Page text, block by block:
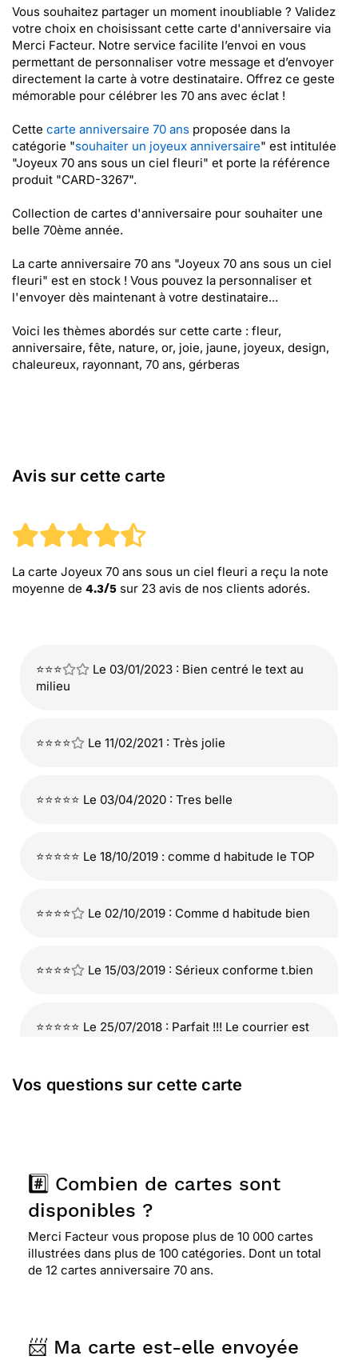
Vous souhaitez partager un moment inoubliable ? Validez
votre choix en choisissant cette carte d'anniversaire via
Merci Facteur. Notre service facilite l’envoi en vous
permettant de personnaliser votre message et d’envoyer
directement la carte à votre destinataire. Offrez ce geste
mémorable pour célébrer les 70 ans avec éclat !
Cette carte anniversaire 70 ans proposée dans la
catégorie "souhaiter un joyeux anniversaire" est intitulée
"Joyeux 70 ans sous un ciel fleuri" et porte la référence
produit "CARD-3267".
Collection de cartes d'anniversaire pour souhaiter une
belle 70ème année.
La carte anniversaire 70 ans "Joyeux 70 ans sous un ciel
fleuri" est en stock ! Vous pouvez la personnaliser et
l'envoyer dès maintenant à votre destinataire...
Voici les thèmes abordés sur cette carte : fleur,
anniversaire, fête, nature, or, joie, jaune, joyeux, design,
chaleureux, rayonnant, 70 ans, gérberas
Avis sur cette carte
La carte Joyeux 70 ans sous un ciel fleuri a reçu la note
moyenne de 4.3/5 sur 23 avis de nos clients adorés.
⭐⭐⭐
Le 03/01/2023 : Bien centré le text au
milieu
⭐⭐⭐⭐ Le 11/02/2021 : Très jolie
⭐⭐⭐⭐⭐ Le 03/04/2020 : Tres belle
⭐⭐⭐⭐⭐ Le 18/10/2019 : comme d habitude le TOP
⭐⭐⭐⭐ Le 02/10/2019 : Comme d habitude bien
⭐⭐⭐⭐ Le 15/03/2019 : Sérieux conforme t.bien
⭐⭐⭐⭐⭐ Le 25/07/2018 : Parfait !!! Le courrier est
⭐⭐⭐⭐⭐ Le 13/10/2016 : Magnifique carte qui
reflète l'événement pour agrémenté de bons
souhaits une journée spéciale ...félicitations
Vos questions sur cette carte
#️⃣ Combien de cartes sont
disponibles ?
Merci Facteur vous propose plus de 10 000 cartes
illustrées dans plus de 100 catégories. Dont un total
de 12 cartes anniversaire 70 ans.
📨 Ma carte est-elle envoyée